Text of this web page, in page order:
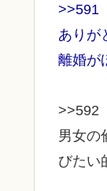
>>591
ありが
離婚が
>>592
男女の
びたい